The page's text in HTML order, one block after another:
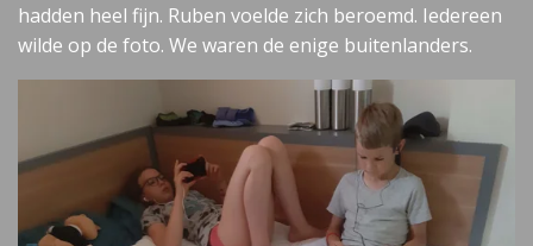
hadden heel fijn. Ruben voelde zich beroemd. Iedereen
wilde op de foto. We waren de enige buitenlanders.